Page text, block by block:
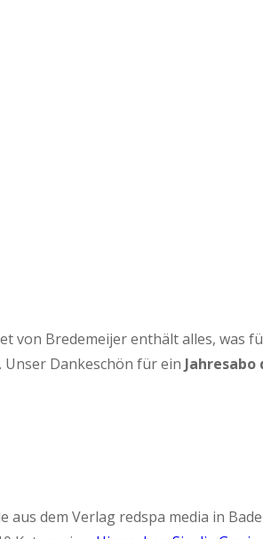
von Bredemeijer enthält alles, was
Dankeschön für ein Jahresabo
aus dem Verlag redspa media in